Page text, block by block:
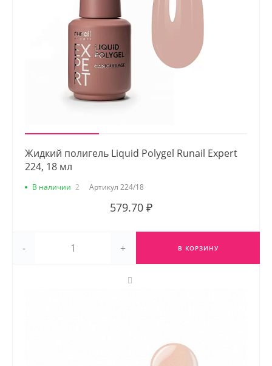
Жидкий полигель Liquid Polygel Runail Expert
224, 18 мл
В наличии 2 Артикул 224/18
579.70 ₽
- + В КОРЗИНУ